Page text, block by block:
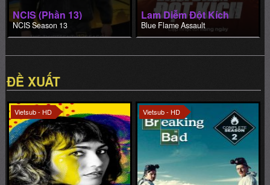
NCIS (Phần 13)
NCIS Season 13
Lam Diễm Đột Kích
Blue Flame Assault
ĐỀ XUẤT
Vietsub - HD Vietsub - HD